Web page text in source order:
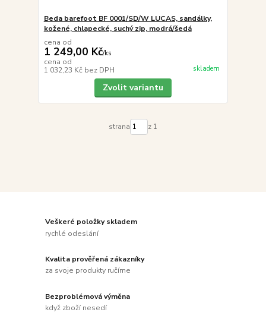
Beda barefoot BF 0001/SD/W LUCAS, sandálky,
kožené, chlapecké, suchý zip, modrá/šedá
cena od
1 249,00 Kč/ks
cena od
1 032,23 Kč bez DPH skladem
Zvolit variantu
strana z 1
Veškeré položky skladem
rychlé odeslání
Kvalita prověřená zákazníky
za svoje produkty ručíme
Bezproblémová výměna
když zboží nesedí